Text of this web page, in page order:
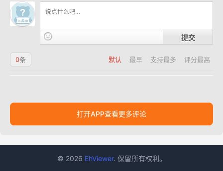
提交
默认 最早 支持最多 评分最高
0条
打开APP查看更多评论
© 2026 EhViewer. 保留所有权利。